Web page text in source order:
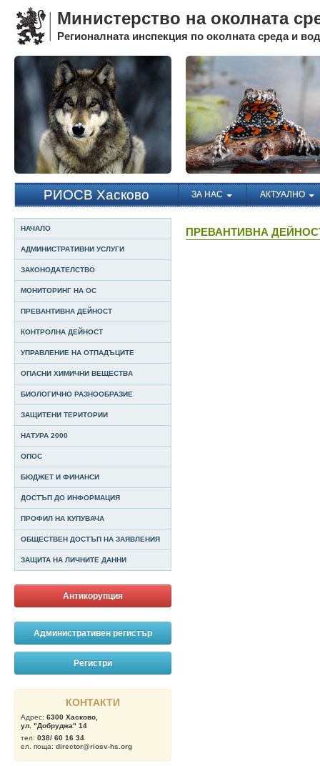
Министерство на околната
Регионалната инспекция по околната среда и
РИОСВ Хасково ЗА НАС АКТУАЛНО
НАЧАЛО
АДМИНИСТРАТИВНИ УСЛУГИ
ЗАКОНОДАТЕЛСТВО
МОНИТОРИНГ НА ОС
ПРЕВАНТИВНА ДЕЙНОСТ
КОНТРОЛНА ДЕЙНОСТ
УПРАВЛЕНИЕ НА ОТПАДЪЦИТЕ
ОПАСНИ ХИМИЧНИ ВЕЩЕСТВА
БИОЛОГИЧНО РАЗНООБРАЗИЕ
ЗАЩИТЕНИ ТЕРИТОРИИ
НАТУРА 2000
ОПОС
БЮДЖЕТ И ФИНАНСИ
ДОСТЪП ДО ИНФОРМАЦИЯ
ПРОФИЛ НА КУПУВАЧА
ОБЩЕСТВЕН ДОСТЪП НА ЗАЯВЛЕНИЯ
ЗАЩИТА НА ЛИЧНИТЕ ДАННИ
Антикорупция
Административен регистър
Регистри
КОНТАКТИ
Адрес: 6300 Хасково,
ул. "Добруджа" 14
тел: 038/ 60 16 34
ел. поща: director@riosv-hs.org
ПРЕВАНТИВНА